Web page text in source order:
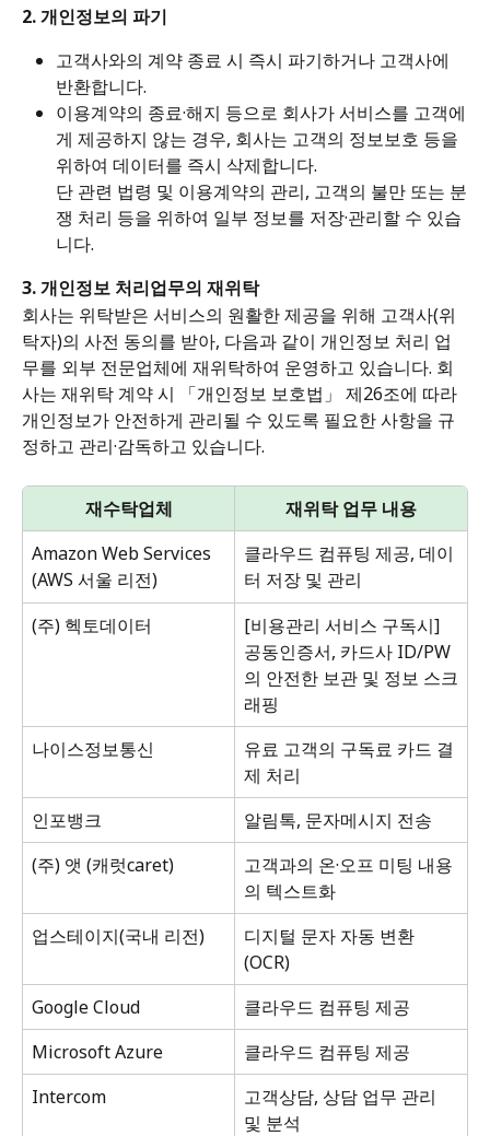
2. 개인정보의 파기
고객사와의 계약 종료 시 즉시 파기하거나 고객사에
반환합니다.
이용계약의 종료·해지 등으로 회사가 서비스를 고객에
게 제공하지 않는 경우, 회사는 고객의 정보보호 등을
위하여 데이터를 즉시 삭제합니다.
단 관련 법령 및 이용계약의 관리, 고객의 불만 또는 분
쟁 처리 등을 위하여 일부 정보를 저장·관리할 수 있습
니다.
3. 개인정보 처리업무의 재위탁
회사는 위탁받은 서비스의 원활한 제공을 위해 고객사(위
탁자)의 사전 동의를 받아, 다음과 같이 개인정보 처리 업
무를 외부 전문업체에 재위탁하여 운영하고 있습니다. 회
사는 재위탁 계약 시 「개인정보 보호법」 제26조에 따라
개인정보가 안전하게 관리될 수 있도록 필요한 사항을 규
정하고 관리·감독하고 있습니다.
재수탁업체
재위탁 업무 내용
Amazon Web Services
(AWS 서울 리전)
클라우드 컴퓨팅 제공, 데이
터 저장 및 관리
(주) 헥토데이터
[비용관리 서비스 구독시]
공동인증서, 카드사 ID/PW
의 안전한 보관 및 정보 스크
래핑
나이스정보통신
유료 고객의 구독료 카드 결
제 처리
인포뱅크
알림톡, 문자메시지 전송
(주) 앳 (캐럿caret)
고객과의 온·오프 미팅 내용
의 텍스트화
업스테이지(국내 리전)
디지털 문자 자동 변환
(OCR)
Google Cloud
클라우드 컴퓨팅 제공
Microsoft Azure
클라우드 컴퓨팅 제공
Intercom
고객상담, 상담 업무 관리
및 분석